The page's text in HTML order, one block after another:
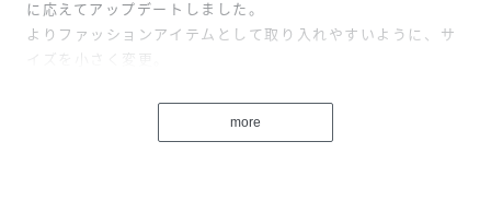
に応えてアップデートしました。
よりファッションアイテムとして取り入れやすいように、サ
イズを小さく変更。
両手を空けてアクティブに過ごしたい時にも、肩にかけて上
more